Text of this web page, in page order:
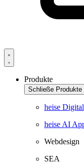
Produkte
Schließe Produkte
heise
heise AI
Webdesign
SEA